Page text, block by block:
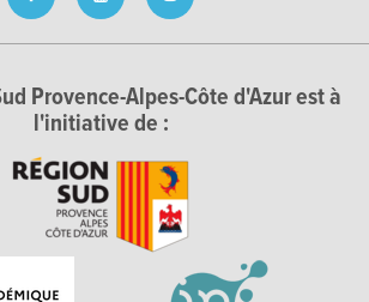
Provence-Alpes-Côte d'Azur est à
l'initiative de :